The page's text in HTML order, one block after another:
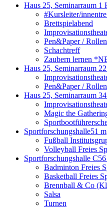
Haus 25, Seminarraum 1
#Kursleiter/
Brettspielabend
Pen&Paper /
Schachtreff
Zaubern lernen
Haus 25, Seminarraum 2
Pen&Paper /
Haus 25, Seminarraum 3
Magic the
Sportforschungshalle51 m
Fußball
Volleyball Freies
Sportforschungshalle C
Badminton Freies
Basketball Freies
Brennball & Co
Salsa
Turnen